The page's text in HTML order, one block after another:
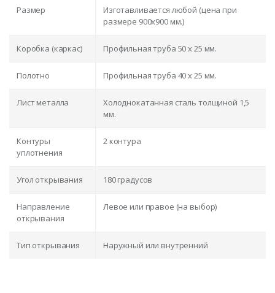
Размер
Изготавливается любой (цена при
размере 900x900 мм.)
Коробка (каркас) Профильная труба 50 х 25 мм.
Полотно Профильная труба 40 х 25 мм.
Лист металла
Холоднокатанная сталь толщиной 1,5
мм.
Контуры
уплотнения
2 контура
Угол открывания 180 градусов
Направление
открывания
Левое или правое (на выбор)
Тип открывания Наружный или внутренний